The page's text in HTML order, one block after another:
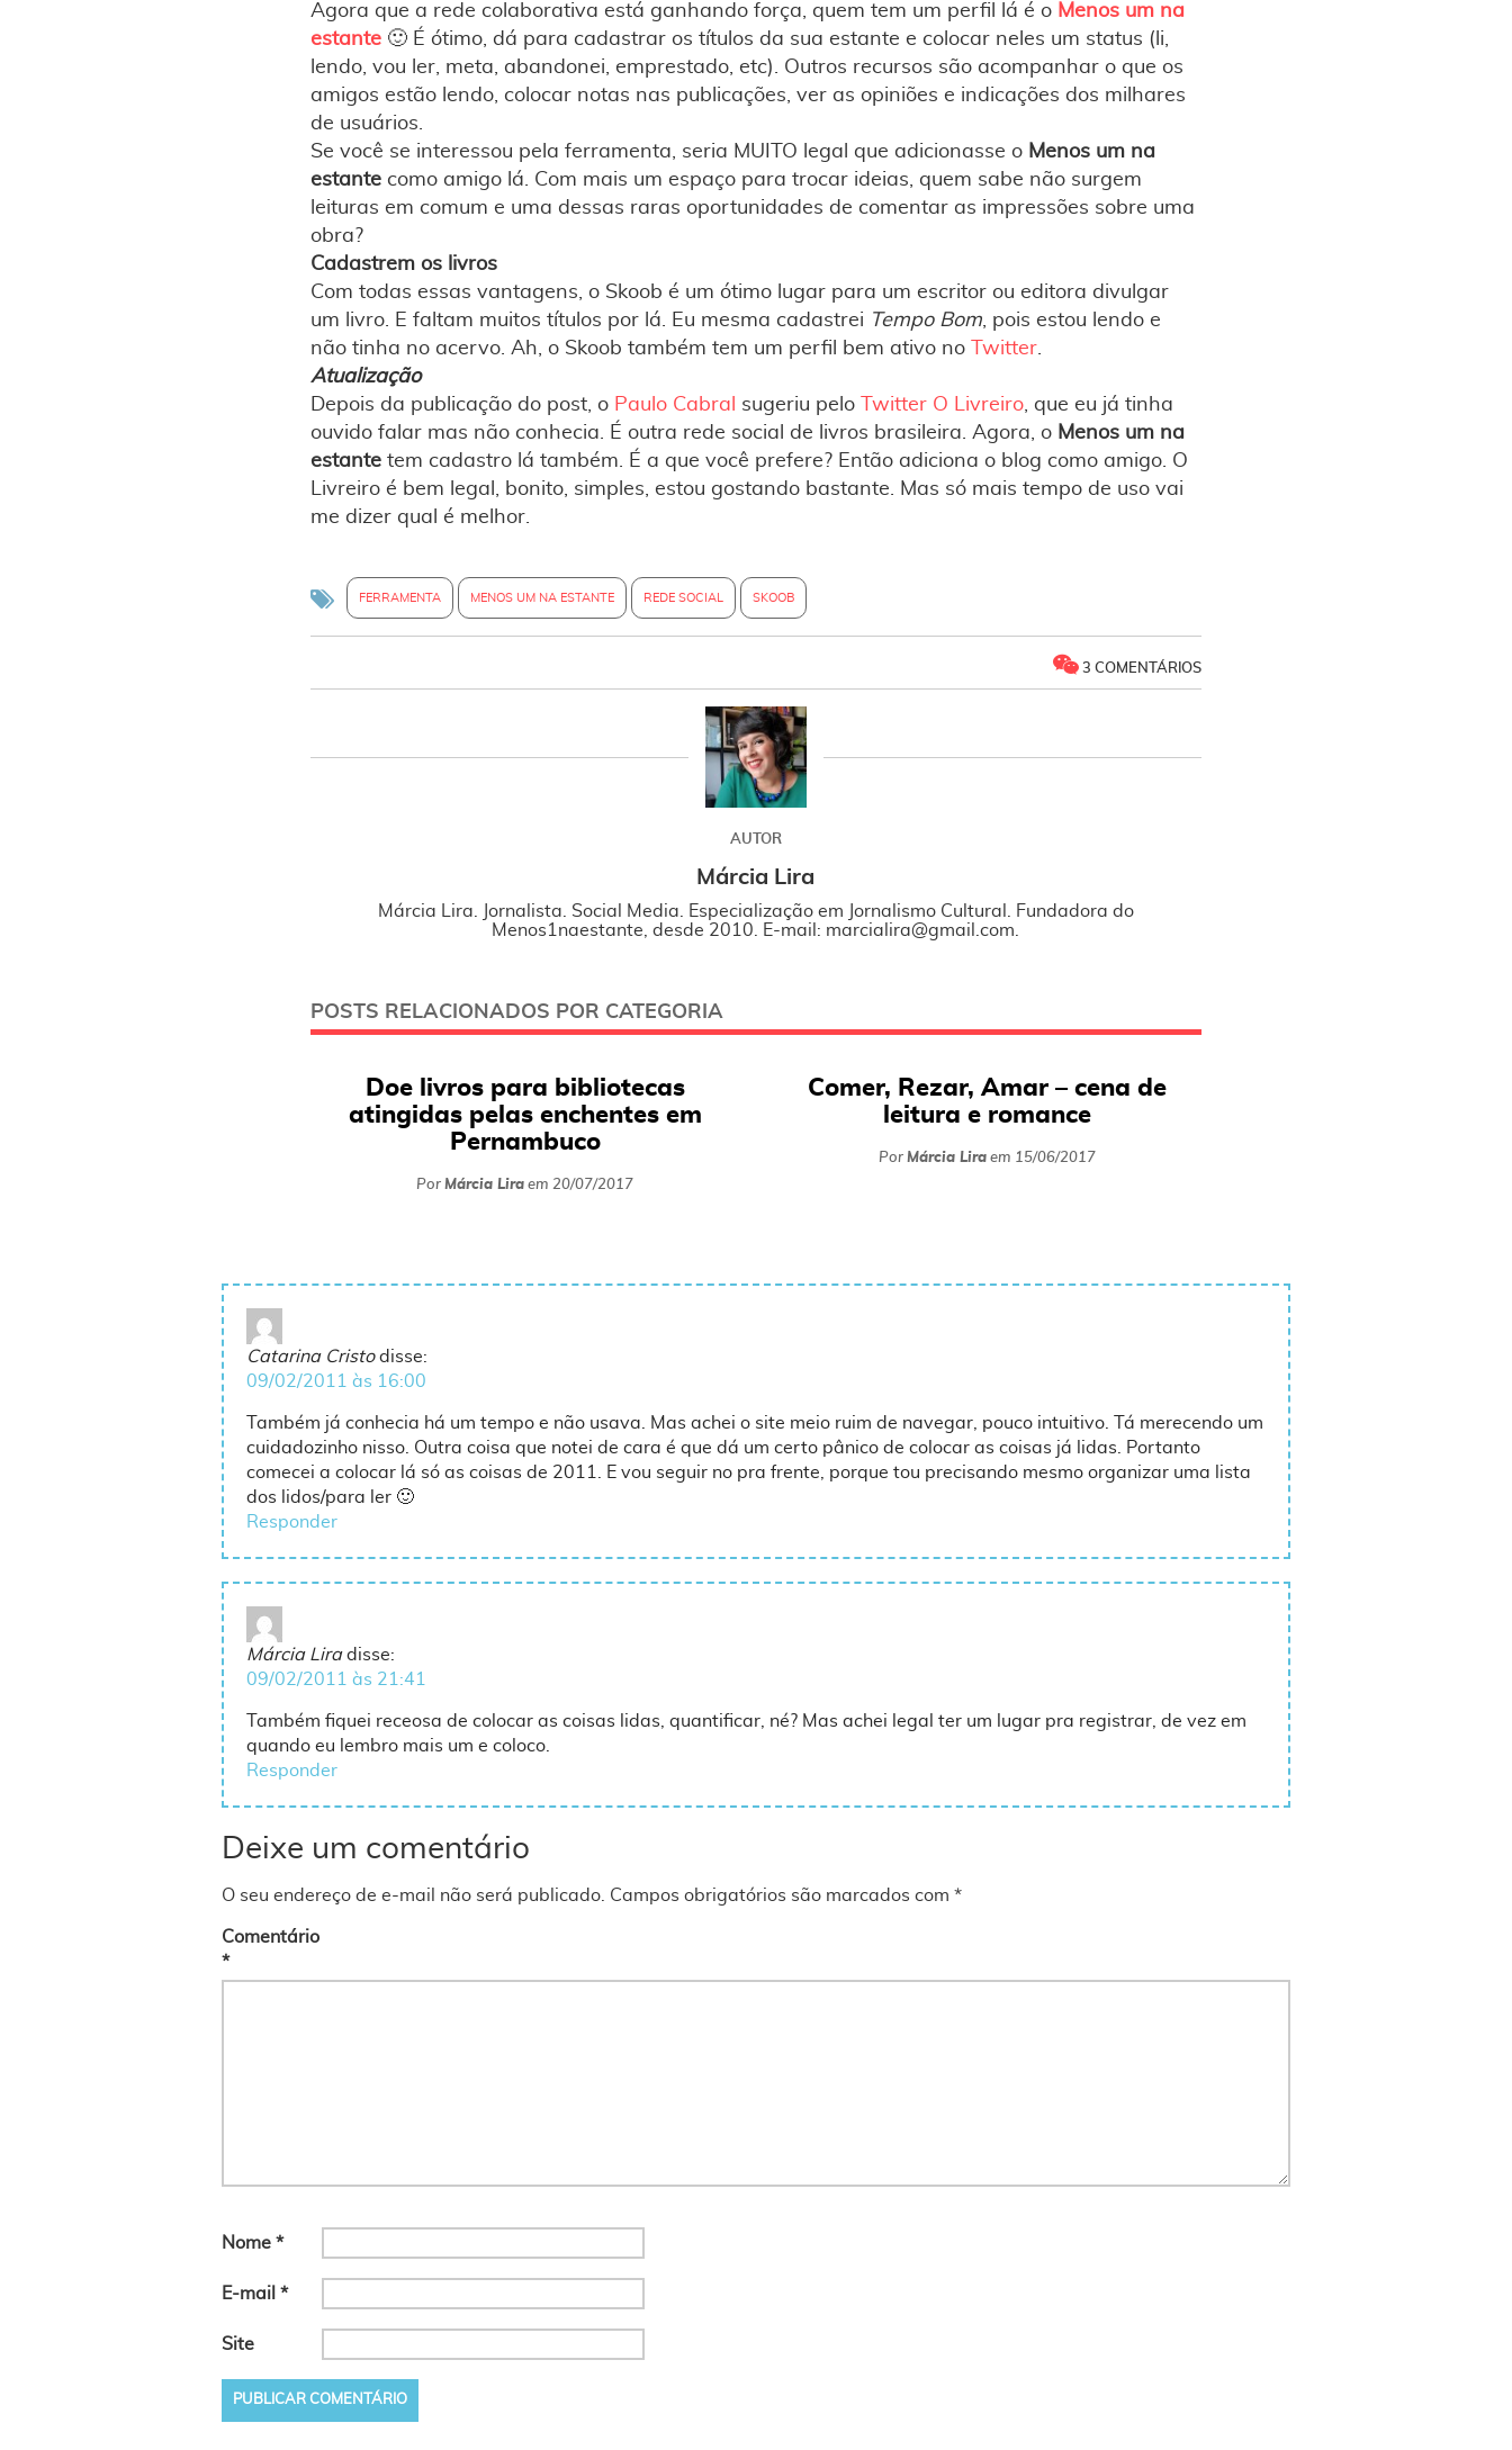
Agora que a rede colaborativa está ganhando força, quem tem um perfil lá é o Menos um na
estante 🙂 É ótimo, dá para cadastrar os títulos da sua estante e colocar neles um status (li,
lendo, vou ler, meta, abandonei, emprestado, etc). Outros recursos são acompanhar o que os
amigos estão lendo, colocar notas nas publicações, ver as opiniões e indicações dos milhares
de usuários.
Se você se interessou pela ferramenta, seria MUITO legal que adicionasse o Menos um na
estante como amigo lá. Com mais um espaço para trocar ideias, quem sabe não surgem
leituras em comum e uma dessas raras oportunidades de comentar as impressões sobre uma
obra?
Cadastrem os livros
Com todas essas vantagens, o Skoob é um ótimo lugar para um escritor ou editora divulgar
um livro. E faltam muitos títulos por lá. Eu mesma cadastrei Tempo Bom, pois estou lendo e
não tinha no acervo. Ah, o Skoob também tem um perfil bem ativo no
Twitter.
Atualização
Depois da publicação do post, o Paulo Cabral sugeriu pelo Twitter O Livreiro, que eu já tinha
ouvido falar mas não conhecia. É outra rede social de livros brasileira. Agora, o Menos um na
estante tem cadastro lá também. É a que você prefere? Então adiciona o blog como amigo. O
Livreiro é bem legal, bonito, simples, estou gostando bastante. Mas só mais tempo de uso vai
me dizer qual é melhor.
FERRAMENTA MENOS UM NA ESTANTE REDE SOCIAL SKOOB
3 COMENTÁRIOS
AUTOR
Márcia Lira
Márcia Lira. Jornalista. Social Media. Especialização em Jornalismo Cultural. Fundadora do
Menos1naestante, desde 2010. E-mail: marcialira@gmail.com.
POSTS RELACIONADOS POR CATEGORIA
Doe livros para bibliotecas
atingidas pelas enchentes em
Pernambuco
PorMárcia Lira em20/07/2017
Comer, Rezar, Amar – cena de
leitura e romance
Por Márcia Liraem 15/06/2017
Catarina Cristo disse:
09/02/2011 às 16:00
Também já conhecia há um tempo e não usava. Mas achei o site meio ruim de navegar, pouco intuitivo. Tá merecendo um
cuidadozinho nisso. Outra coisa que notei de cara é que dá um certo pânico de colocar as coisas já lidas. Portanto
comecei a colocar lá só as coisas de 2011. E vou seguir no pra frente, porque tou precisando mesmo organizar uma lista
dos lidos/para ler 🙂
Responder
Márcia Lira disse:
09/02/2011 às 21:41
Também fiquei receosa de colocar as coisas lidas, quantificar, né? Mas achei legal ter um lugar pra registrar, de vez em
quando eu lembro mais um e coloco.
Responder
Deixe um comentário
O seu endereço de e-mail não será publicado. Campos obrigatórios são marcados com *
Comentário
*
Nome *
E-mail *
Site